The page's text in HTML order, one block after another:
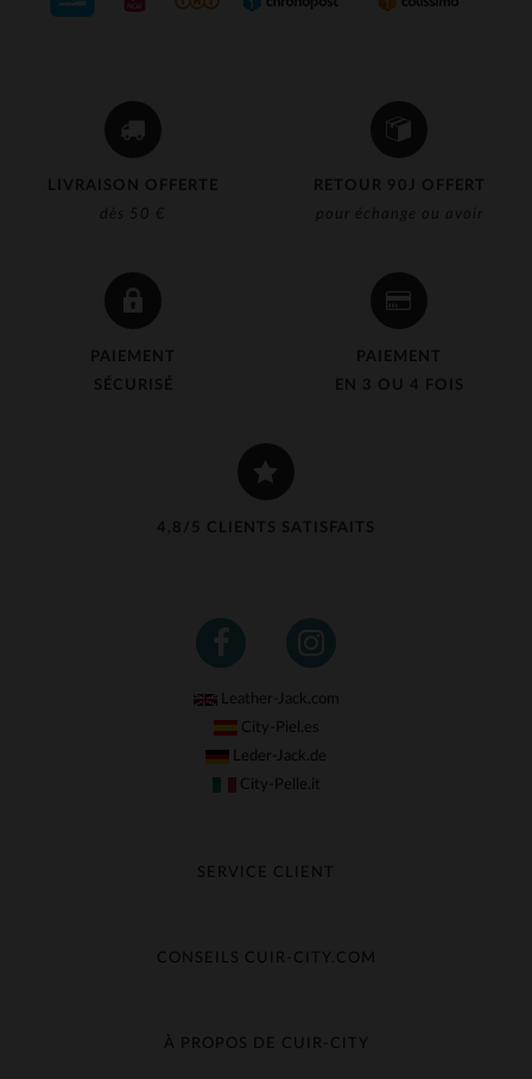
LIVRAISON OFFERTE
dès 50 €
RETOUR 90J OFFERT
pour échange ou avoir
PAIEMENT
SÉCURISÉ
PAIEMENT
EN 3 OU 4 FOIS
4,8/5 CLIENTS SATISFAITS
Leather-Jack.com
City-Piel.es
Leder-Jack.de
City-Pelle.it
SERVICE CLIENT
Échange & Remboursement
Contacter le service client
CONSEILS CUIR-CITY.COM
Guide des matières
À PROPOS DE CUIR-CITY